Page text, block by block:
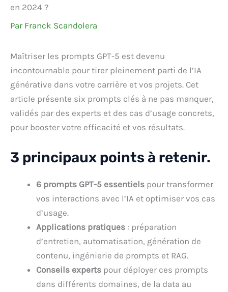
en 2024 ?
Par Franck Scandolera
Maîtriser les prompts GPT-5 est devenu
incontournable pour tirer pleinement parti de l’IA
générative dans votre carrière et vos projets. Cet
article présente six prompts clés à ne pas manquer,
validés par des experts et des cas d’usage concrets,
pour booster votre efficacité et vos résultats.
3 principaux points à retenir.
6 prompts GPT-5 essentiels pour transformer
vos interactions avec l’IA et optimiser vos cas
d’usage.
Applications pratiques : préparation
d’entretien, automatisation, génération de
contenu, ingénierie de prompts et RAG.
Conseils experts pour déployer ces prompts
dans différents domaines, de la data au